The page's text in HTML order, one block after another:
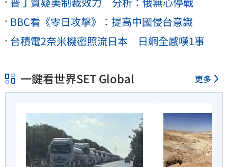
BBC看《零日攻擊》：提高中國侵台意識
台積電2奈米機密照流日本 日網全感嘆1事
一鍵看世界SET Global 更多